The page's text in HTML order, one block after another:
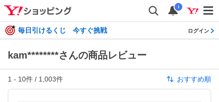
i
毎日引けるくじ 今すぐ挑戦 ログイン
kam********さんの商品レビュー
1 - 10件 / 1,003件 おすすめ順